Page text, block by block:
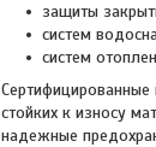
защиты
систем
систем
Сертифицированные
стойких к износу
надежные